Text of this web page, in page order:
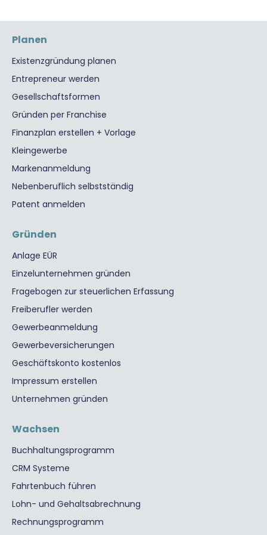
Planen
Existenzgründung planen
Entrepreneur werden
Gesellschaftsformen
Gründen per Franchise
Finanzplan erstellen + Vorlage
Kleingewerbe
Markenanmeldung
Nebenberuflich selbstständig
Patent anmelden
Gründen
Anlage EÜR
Einzelunternehmen gründen
Fragebogen zur steuerlichen Erfassung
Freiberufler werden
Gewerbeanmeldung
Gewerbeversicherungen
Geschäftskonto kostenlos
Impressum erstellen
Unternehmen gründen
Wachsen
Buchhaltungsprogramm
CRM Systeme
Fahrtenbuch führen
Lohn- und Gehaltsabrechnung
Rechnungsprogramm